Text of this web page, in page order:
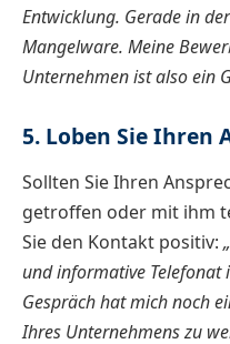
Entwicklung. Gerade in
Mangelware. Meine
Unternehmen ist also ein
5. Loben Sie Ihren
Sollten Sie Ihren
getroffen oder mit ihm
Sie den Kontakt positiv:
und informative Telefonat
Gespräch hat mich noch
Ihres Unternehmens zu